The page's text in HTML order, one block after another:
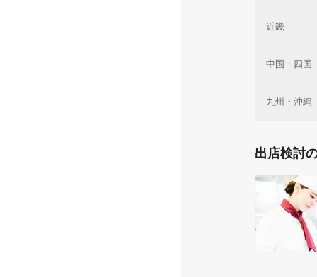
近畿
中国・四国
九州・沖縄
出店検討